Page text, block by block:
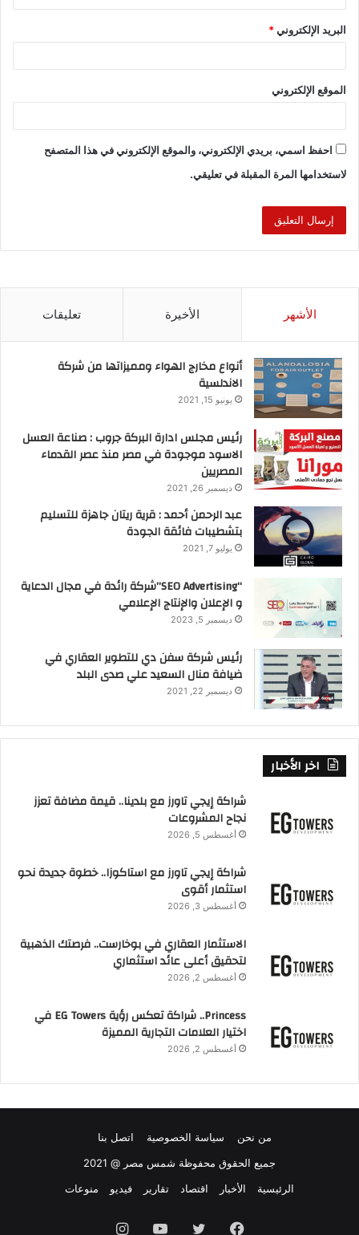
البريد الإلكتروني*
الموقع الإلكتروني
احفظ اسمي، بريدي الإلكتروني، والموقع الإلكتروني في هذا المتصفح
لاستخدامها المرة المقبلة في تعليقي.
الأشهر الأخيرة تعليقات
أنواع مخارج الهواء ومميزاتها من شركة
الاندلسية
يونيو 15, 2021
رئيس مجلس ادارة البركة جروب : صناعة العسل
الاسود موجودة في مصر منذ عصر القدماء
المصريين
ديسمبر 26, 2021
عبد الرحمن أحمد : قرية ريتان جاهزة للتسليم
بتشطيبات فائقة الجودة
يوليو 7, 2021
“SEO Advertising”شركة رائدة في مجال الدعاية
و الإعلان والإنتاج الإعلامي
ديسمبر 5, 2023
رئيس شركة سفن دي للتطوير العقاري في
ضيافة منال السعيد علي صدى البلد
ديسمبر 22, 2021
اخر الأخبار
شراكة إيجي تاورز مع بلدينا.. قيمة مضافة تعزز
نجاح المشروعات
أغسطس 5, 2026
شراكة إيجي تاورز مع استاكوزا.. خطوة جديدة نحو
استثمار أقوى
أغسطس 3, 2026
الاستثمار العقاري في بوخارست.. فرصتك الذهبية
لتحقيق أعلى عائد استثماري
أغسطس 2, 2026
Princess.. شراكة تعكس رؤية EG Towers في
اختيار العلامات التجارية المميزة
أغسطس 2, 2026
من نحن سياسة الخصوصية
اتصل بنا
جميع الحقوق محفوظة شمس مصر @ 2021
الرئيسية
الأخبار اقتصاد تقارير فيديو منوعات
فيسبوك تويتر يوتيوب